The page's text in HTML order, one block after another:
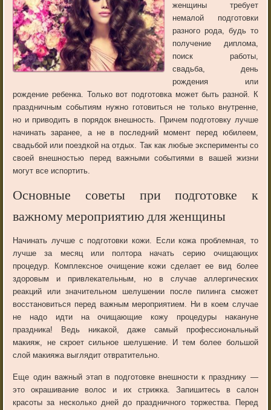
женщины требует
немалой подготовки
разного рода, будь то
получение диплома,
поиск работы,
свадьба, день
рождения или
рождение ребенка. Только вот подготовка может быть разной. К
праздничным событиям нужно готовиться не только внутренне,
но и приводить в порядок внешность. Причем подготовку лучше
начинать заранее, а не в последний момент перед юбилеем,
свадьбой или поездкой на отдых. Так как любые эксперименты со
своей внешностью перед важными событиями в вашей жизни
могут все испортить.
Основные советы при подготовке к
важному мероприятию для женщины
Начинать лучше с подготовки кожи. Если кожа проблемная, то
лучше за месяц или полтора начать серию очищающих
процедур. Комплексное очищение кожи сделает ее вид более
здоровым и привлекательным, но в случае аллергических
реакций или значительном шелушении после пилинга сможет
восстановиться перед важным мероприятием. Ни в коем случае
не надо идти на очищающие кожу процедуры накануне
праздника! Ведь никакой, даже самый профессиональный
макияж, не скроет сильное шелушение. И тем более большой
слой макияжа выглядит отвратительно.
Еще один важный этап в подготовке внешности к празднику —
это окрашивание волос и их стрижка. Запишитесь в салон
красоты за несколько дней до праздничного торжества. Перед